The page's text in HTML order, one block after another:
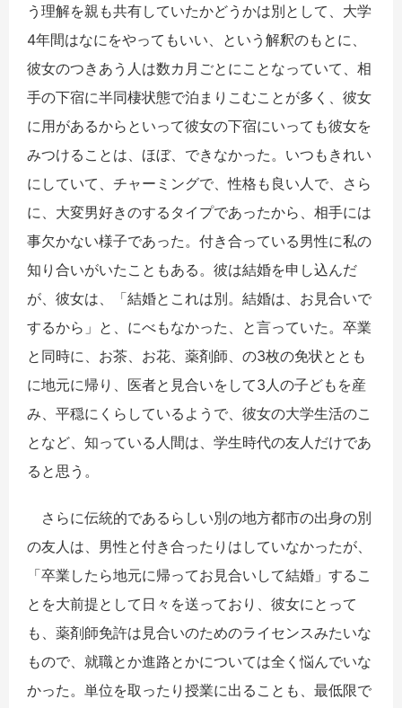
う理解を親も共有していたかどうかは別として、大学
4年間はなにをやってもいい、という解釈のもとに、
彼女のつきあう人は数カ月ごとにことなっていて、相
手の下宿に半同棲状態で泊まりこむことが多く、彼女
に用があるからといって彼女の下宿にいっても彼女を
みつけることは、ほぼ、できなかった。いつもきれい
にしていて、チャーミングで、性格も良い人で、さら
に、大変男好きのするタイプであったから、相手には
事欠かない様子であった。付き合っている男性に私の
知り合いがいたこともある。彼は結婚を申し込んだ
が、彼女は、「結婚とこれは別。結婚は、お見合いで
するから」と、にべもなかった、と言っていた。卒業
と同時に、お茶、お花、薬剤師、の3枚の免状ととも
に地元に帰り、医者と見合いをして3人の子どもを産
み、平穏にくらしているようで、彼女の大学生活のこ
となど、知っている人間は、学生時代の友人だけであ
ると思う。
さらに伝統的であるらしい別の地方都市の出身の別
の友人は、男性と付き合ったりはしていなかったが、
「卒業したら地元に帰ってお見合いして結婚」するこ
とを大前提として日々を送っており、彼女にとって
も、薬剤師免許は見合いのためのライセンスみたいな
もので、就職とか進路とかについては全く悩んでいな
かった。単位を取ったり授業に出ることも、最低限で